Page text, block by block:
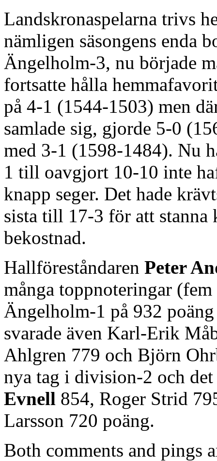
Landskronaspelarna trivs
nämligen säsongens enda
Ängelholm-3, nu började
fortsatte hålla
på 4-1 (1544-1503) men
samlade sig, gjorde 5-0
med 3-1 (1598-1484). Nu
1 till oavgjort 10-10 inte
knapp seger. Det hade
sista till 17-3 för att stanna
bekostnad.
Hallföreståndaren Peter
många toppnoteringar
Ängelholm-1 på 932
svarade även Karl-Erik
Ahlgren 779 och Björn
nya tag i division-2 och
Evnell 854, Roger Strid
Larsson 720 poäng.
Both comments and pings